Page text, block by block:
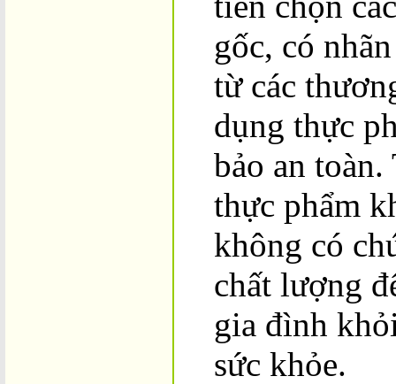
gốc, có
từ các
dụng thực
bảo an
thực phẩm
không có
chất lượng
gia đình
sức khỏe.